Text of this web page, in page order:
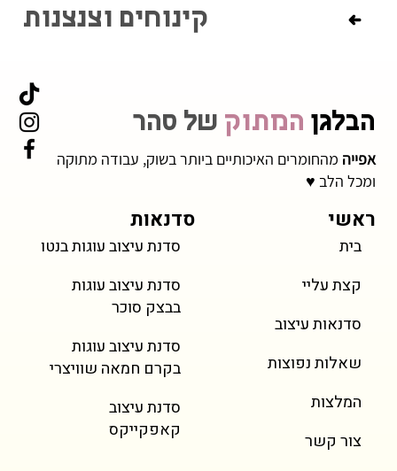
קינוחים וצנצנות
הבלגן המתוק של סהר
אפייה מהחומרים האיכותיים ביותר בשוק, עבודה מתוקה
ומכל הלב ♥
ראשי
בית
קצת עליי
סדנאות עיצוב
שאלות נפוצות
המלצות
צור קשר
סדנאות
סדנת עיצוב עוגות בנטו
סדנת עיצוב עוגות
בבצק סוכר
סדנת עיצוב עוגות
בקרם חמאה שוויצרי
סדנת עיצוב
קאפקייקס